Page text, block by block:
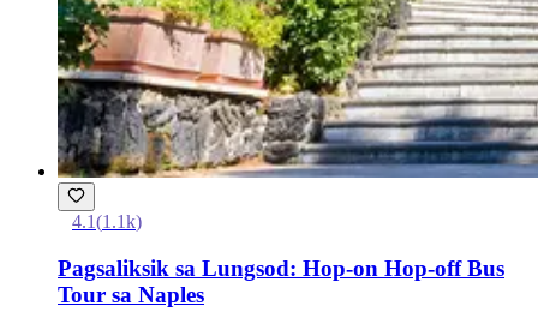
4.1(1.1k)
Pagsaliksik sa Lungsod: Hop-on Hop-off Bus
Tour sa Naples